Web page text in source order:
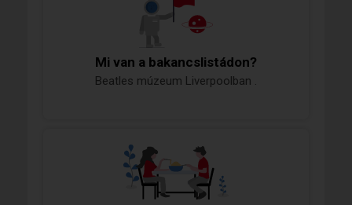
Mi van a bakancslistádon?
Beatles múzeum Liverpoolban .